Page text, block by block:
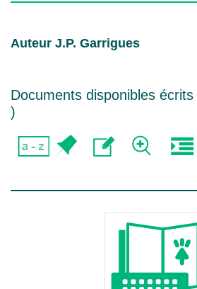
Auteur J.P. Garrigues
Documents disponibles
)